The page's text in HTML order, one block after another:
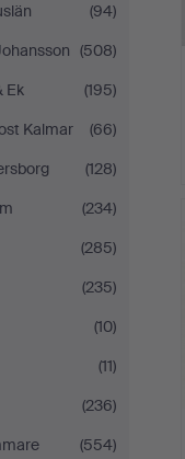
(94)
(508)
Ek
(195)
Kalmar
(66)
(128)
(234)
(285)
(235)
(10)
(11)
(236)
(554)